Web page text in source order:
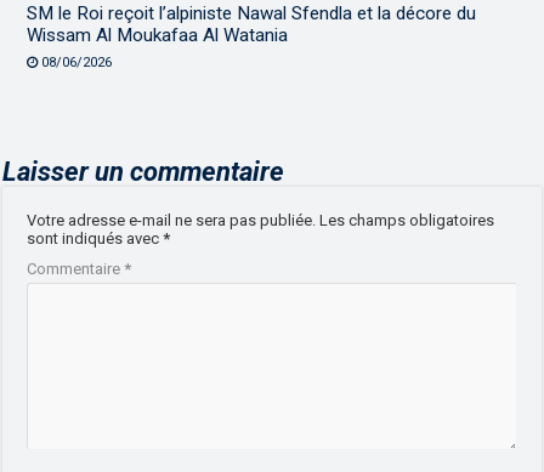
SM le Roi reçoit l’alpiniste Nawal Sfendla et la décore du
Wissam Al Moukafaa Al Watania
08/06/2026
Laisser un commentaire
Votre adresse e-mail ne sera pas publiée. Les champs obligatoires
sont indiqués avec*
Commentaire*